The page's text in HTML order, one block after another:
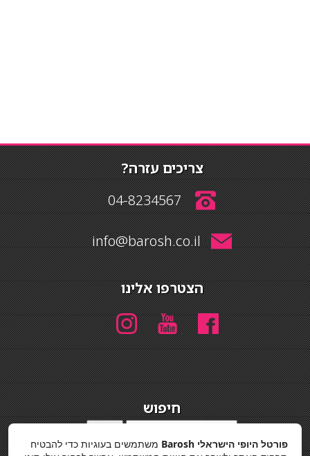
צריכים עזרה?
04-8234567
info@barosh.co.il
הצטרפו אלינו
חיפוש
פורטל היופי הישראלי Barosh
משתמשים בעוגיות כדי להבטיח